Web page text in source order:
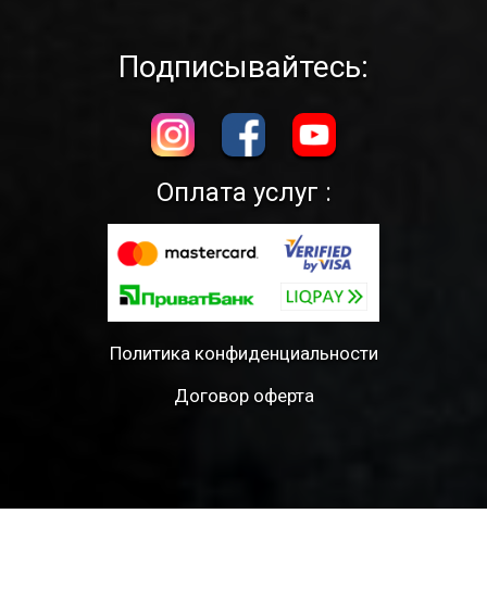
Подписывайтесь:
Оплата услуг :
Политика конфиденциальности
Договор оферта